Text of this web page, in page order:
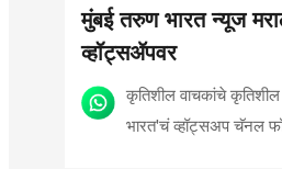
मुंबई तरुण भारत न्यूज
व्हॉट्सॲपवर
कृतिशील वाचकांचे
भारत'चं व्हॉट्सअप चॅनल